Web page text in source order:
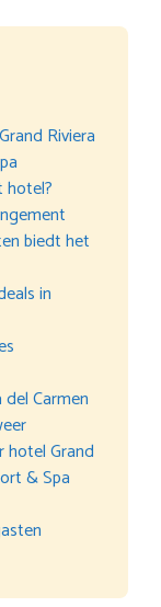
Riviera
hotel?
biedt het
in
Carmen
hotel Grand
& Spa